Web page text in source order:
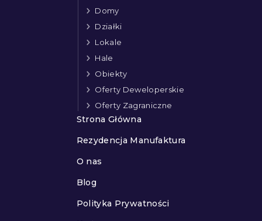
Domy
Działki
Lokale
Hale
Obiekty
Oferty Deweloperskie
Oferty Zagraniczne
Strona Główna
Rezydencja Manufaktura
O nas
Blog
Polityka Prywatności